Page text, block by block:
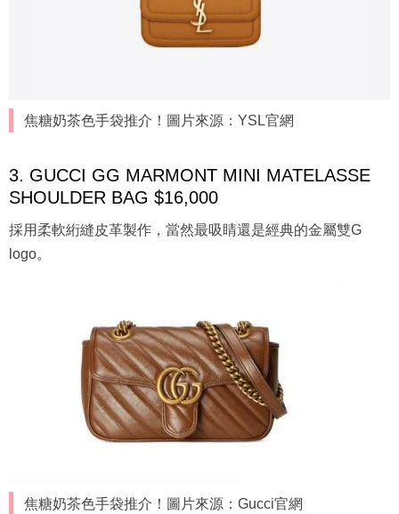
焦糖奶茶色手袋推介！圖片來源：YSL官網
3. GUCCI GG MARMONT MINI MATELASSE
SHOULDER BAG $16,000
採用柔軟絎縫皮革製作，當然最吸睛還是經典的金屬雙G
logo。
焦糖奶茶色手袋推介！圖片來源：Gucci官網